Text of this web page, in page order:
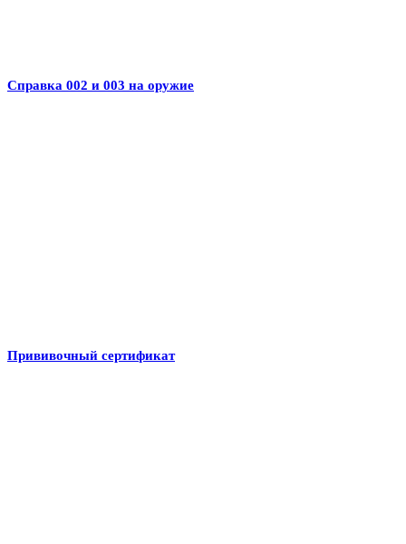
Справка 002 и 003 на оружие
Прививочный сертификат